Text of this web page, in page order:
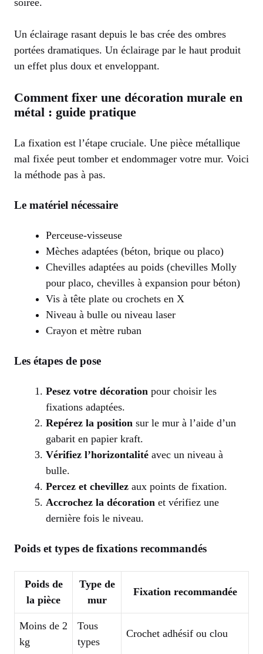
Un éclairage rasant depuis le bas crée des ombres
portées dramatiques. Un éclairage par le haut produit
un effet plus doux et enveloppant.
Comment fixer une décoration murale en
métal : guide pratique
La fixation est l’étape cruciale. Une pièce métallique
mal fixée peut tomber et endommager votre mur. Voici
la méthode pas à pas.
Le matériel nécessaire
Perceuse-visseuse
Mèches adaptées (béton, brique ou placo)
Chevilles adaptées au poids (chevilles Molly
pour placo, chevilles à expansion pour béton)
Vis à tête plate ou crochets en X
Niveau à bulle ou niveau laser
Crayon et mètre ruban
Les étapes de pose
Pesez votre décoration pour choisir les
fixations adaptées.
Repérez la position sur le mur à l’aide d’un
gabarit en papier kraft.
Vérifiez l’horizontalité avec un niveau à
bulle.
Percez et chevillez aux points de fixation.
Accrochez la décoration et vérifiez une
dernière fois le niveau.
Poids et types de fixations recommandés
Poids de
la pièce
Type de
mur
Fixation recommandée
Moins de 2
kg
Tous
types
Crochet adhésif ou clou